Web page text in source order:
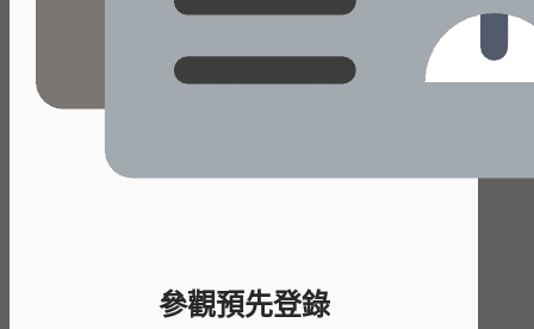
參觀預先登錄